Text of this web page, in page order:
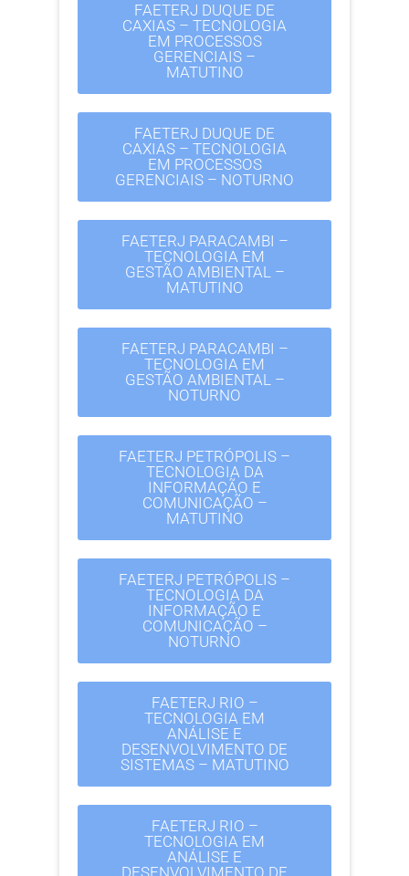
FAETERJ DUQUE DE
CAXIAS – TECNOLOGIA
EM PROCESSOS
GERENCIAIS –
MATUTINO
FAETERJ DUQUE DE
CAXIAS – TECNOLOGIA
EM PROCESSOS
GERENCIAIS – NOTURNO
FAETERJ PARACAMBI –
TECNOLOGIA EM
GESTÃO AMBIENTAL –
MATUTINO
FAETERJ PARACAMBI –
TECNOLOGIA EM
GESTÃO AMBIENTAL –
NOTURNO
FAETERJ PETRÓPOLIS –
TECNOLOGIA DA
INFORMAÇÃO E
COMUNICAÇÃO –
MATUTINO
FAETERJ PETRÓPOLIS –
TECNOLOGIA DA
INFORMAÇÃO E
COMUNICAÇÃO –
NOTURNO
FAETERJ RIO –
TECNOLOGIA EM
ANÁLISE E
DESENVOLVIMENTO DE
SISTEMAS – MATUTINO
FAETERJ RIO –
TECNOLOGIA EM
ANÁLISE E